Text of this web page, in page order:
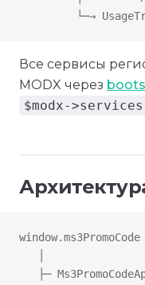
└─→
Все сервисы
MODX через
$modx-
├─